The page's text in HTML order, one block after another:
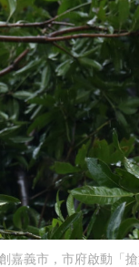
嘉義市，市府啟動「